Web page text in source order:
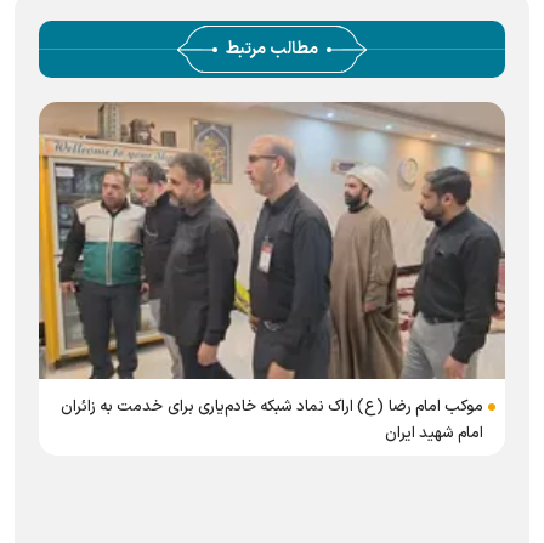
مطالب مرتبط
موکب امام رضا (ع) اراک نماد شبکه خادم‌یاری برای خدمت به زائران
امام شهید ایران